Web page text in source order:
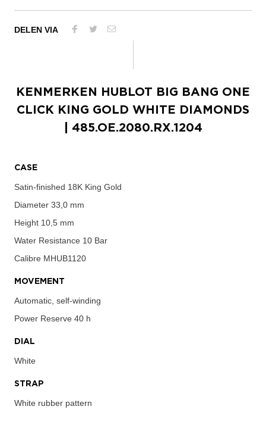
DELEN VIA
KENMERKEN
HUBLOT BIG BANG ONE
CLICK KING GOLD WHITE DIAMONDS
| 485.OE.2080.RX.1204
CASE
Satin-finished 18K King Gold
Diameter 33,0 mm
Height 10,5 mm
Water Resistance 10 Bar
Calibre MHUB1120
MOVEMENT
Automatic, self-winding
Power Reserve 40 h
DIAL
White
STRAP
White rubber pattern